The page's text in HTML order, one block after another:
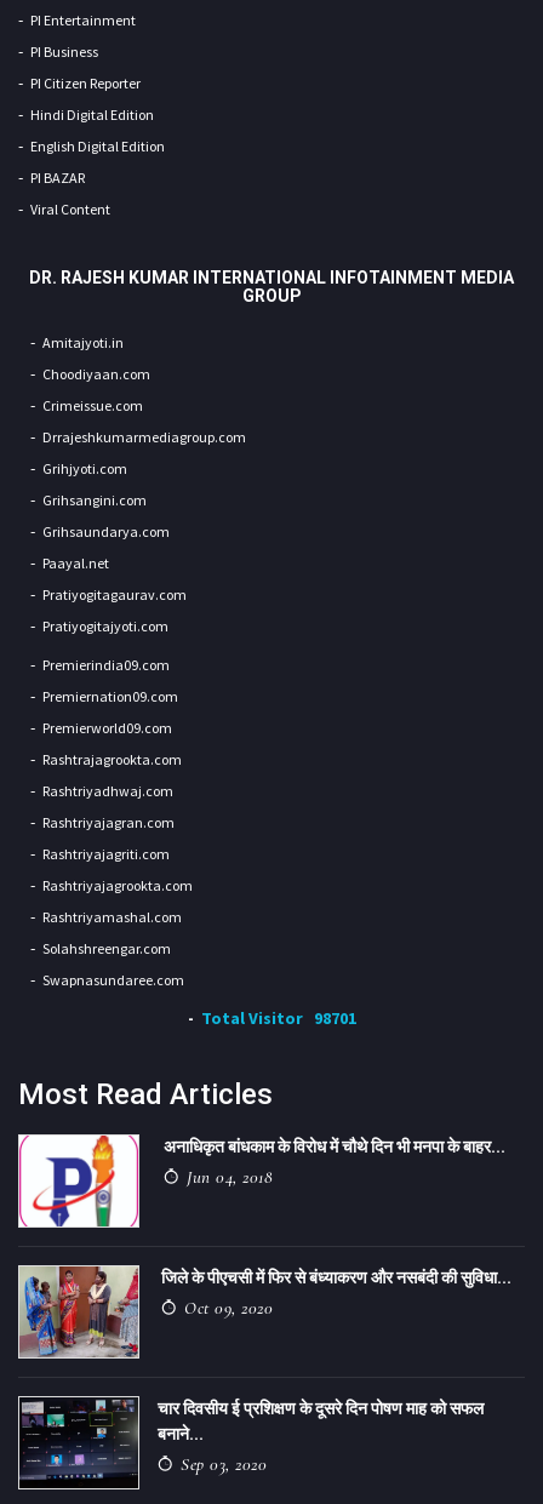
PI Entertainment
PI Business
PI Citizen Reporter
Hindi Digital Edition
English Digital Edition
PI BAZAR
Viral Content
DR. RAJESH KUMAR INTERNATIONAL INFOTAINMENT MEDIA
GROUP
Amitajyoti.in
Choodiyaan.com
Crimeissue.com
Drrajeshkumarmediagroup.com
Grihjyoti.com
Grihsangini.com
Grihsaundarya.com
Paayal.net
Pratiyogitagaurav.com
Pratiyogitajyoti.com
Premierindia09.com
Premiernation09.com
Premierworld09.com
Rashtrajagrookta.com
Rashtriyadhwaj.com
Rashtriyajagran.com
Rashtriyajagriti.com
Rashtriyajagrookta.com
Rashtriyamashal.com
Solahshreengar.com
Swapnasundaree.com
Total Visitor 98701
Most Read Articles
अनाधिकृत बांधकाम के विरोध में चौथे दिन भी मनपा के बाहर...
Jun 04, 2018
जिले के पीएचसी में फिर से बंध्याकरण और नसबंदी की सुविधा...
Oct 09, 2020
चार दिवसीय ई प्रशिक्षण के दूसरे दिन पोषण माह को सफल
बनाने...
Sep 03, 2020